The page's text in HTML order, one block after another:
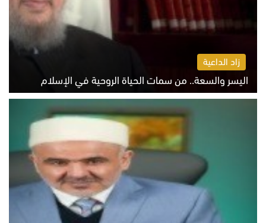
زاد الداعية
اليسر والسعة.. من سمات الحياة الروحية في الإسلام
الثلاثاء 4 أغسطس 2026 12:56 م